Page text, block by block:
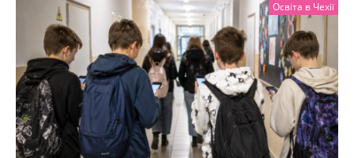
Освіта в Чехії